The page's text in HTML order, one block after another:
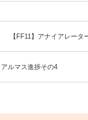
【FF11】アナイアレータ
アルマス進捗その4